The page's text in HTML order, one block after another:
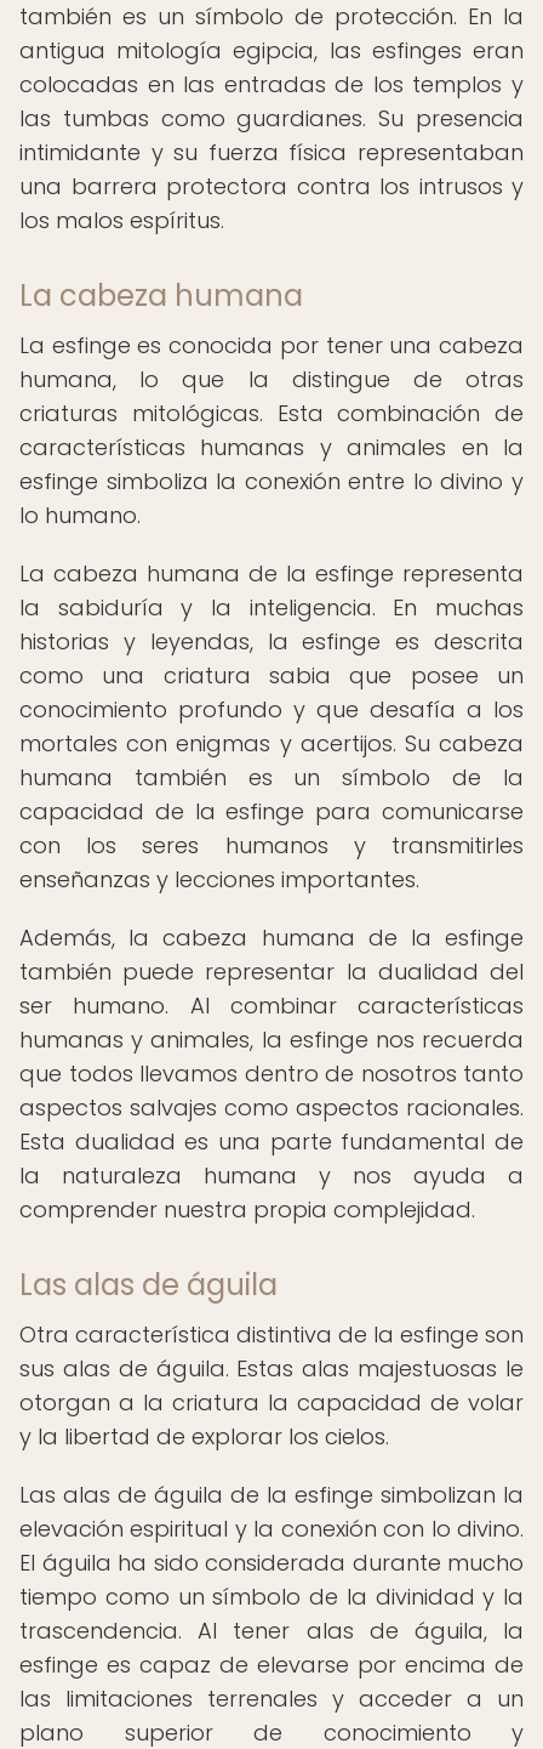
también es un símbolo de protección. En la
antigua mitología egipcia, las esfinges eran
colocadas en las entradas de los templos y
las tumbas como guardianes. Su presencia
intimidante y su fuerza física representaban
una barrera protectora contra los intrusos y
los malos espíritus.
La cabeza humana
La esfinge es conocida por tener una cabeza
humana, lo que la distingue de otras
criaturas mitológicas. Esta combinación de
características humanas y animales en la
esfinge simboliza la conexión entre lo divino y
lo humano.
La cabeza humana de la esfinge representa
la sabiduría y la inteligencia. En muchas
historias y leyendas, la esfinge es descrita
como una criatura sabia que posee un
conocimiento profundo y que desafía a los
mortales con enigmas y acertijos. Su cabeza
humana también es un símbolo de la
capacidad de la esfinge para comunicarse
con los seres humanos y transmitirles
enseñanzas y lecciones importantes.
Además, la cabeza humana de la esfinge
también puede representar la dualidad del
ser humano. Al combinar características
humanas y animales, la esfinge nos recuerda
que todos llevamos dentro de nosotros tanto
aspectos salvajes como aspectos racionales.
Esta dualidad es una parte fundamental de
la naturaleza humana y nos ayuda a
comprender nuestra propia complejidad.
Las alas de águila
Otra característica distintiva de la esfinge son
sus alas de águila. Estas alas majestuosas le
otorgan a la criatura la capacidad de volar
y la libertad de explorar los cielos.
Las alas de águila de la esfinge simbolizan la
elevación espiritual y la conexión con lo divino.
El águila ha sido considerada durante mucho
tiempo como un símbolo de la divinidad y la
trascendencia. Al tener alas de águila, la
esfinge es capaz de elevarse por encima de
las limitaciones terrenales y acceder a un
plano superior de conocimiento y